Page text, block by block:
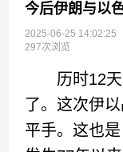
今后伊朗与以
2025-06-25 14:02:25
297次浏览
历时12天
了。这次伊
平手。这也